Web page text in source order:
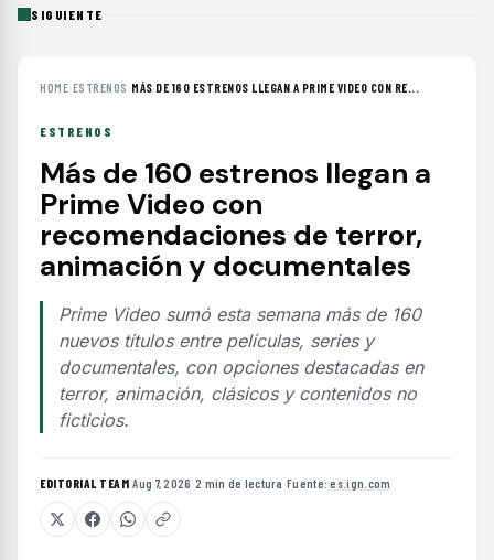
SIGUIENTE
HOME›ESTRENOS ›MÁS DE 160 ESTRENOS LLEGAN A PRIME VIDEO CON RE...
ESTRENOS
Más de 160 estrenos llegan a
Prime Video con
recomendaciones de terror,
animación y documentales
Prime Video sumó esta semana más de 160
nuevos títulos entre películas, series y
documentales, con opciones destacadas en
terror, animación, clásicos y contenidos no
ficticios.
EDITORIAL TEAM·Aug 7, 2026 ·2 min de lectura ·Fuente:es.ign.com